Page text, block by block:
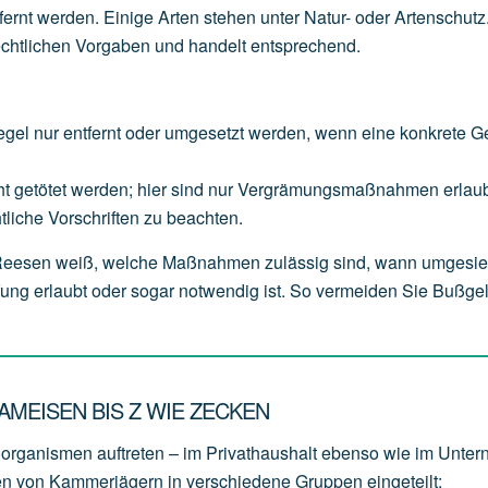
werden. Einige Arten stehen unter Natur- oder
Vorgaben und handelt entsprechend.
nurentferntoder umgesetztwerden, wenn eine konkrete
getötetwerden; hiersind nurVergrämungsmaßnahmen
Vorschriften zu beachten.
weiß, welche Maßnahmen zulässig sind, wann
erlaubt oder sogar notwendig ist. So vermeiden Sie
BIS Z WIE ZECKEN
auftreten – im Privathaushalt ebenso wie im
von Kammerjägern in verschiedene Gruppen eingeteilt: